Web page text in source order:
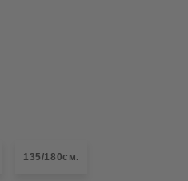
135/180см.